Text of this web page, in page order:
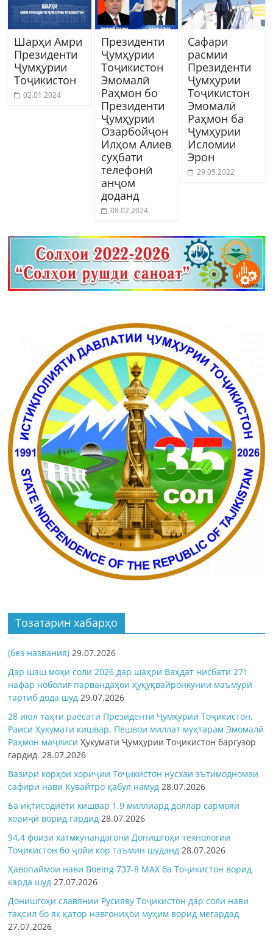
Шарҳи Амри
Президенти
Ҷумҳурии
Тоҷикистон
02.01.2024
Президенти
Ҷумҳурии
Тоҷикистон
Эмомалӣ
Раҳмон бо
Президенти
Ҷумҳурии
Озарбойҷон
Илҳом Алиев
суҳбати
телефонӣ
анҷом
доданд
08.02.2024
Сафари
расмии
Президенти
Ҷумҳурии
Тоҷикистон
Эмомалӣ
Раҳмон ба
Ҷумҳурии
Исломии
Эрон
29.05.2022
Тозатарин хабарҳо
(без названия) 29.07.2026
Дар шаш моҳи соли 2026 дар шаҳри Ваҳдат нисбати 271
нафар ноболиғ парвандаҳои ҳуқуқвайронкунии маъмурӣ
тартиб дода шуд 29.07.2026
28 июл таҳти раёсати Президенти Ҷумҳурии Тоҷикистон,
Раиси Ҳукумати кишвар, Пешвои миллат муҳтарам Эмомалӣ
Раҳмон маҷлисиҲукумати Ҷумҳурии Тоҷикистон баргузор
гардид.28.07.2026
Вазири корҳои хориҷии Тоҷикистон нусхаи эътимодномаи
сафири нави Кувайтро қабул намуд 28.07.2026
Ба иқтисодиёти кишвар 1,9 миллиард доллар сармояи
хориҷӣ ворид гардид 28.07.2026
94,4 фоизи хатмкунандагони Донишгоҳи технологии
Тоҷикистон бо ҷойи кор таъмин шуданд 28.07.2026
Ҳавопаймои нави Boeing 737-8 MAX ба Тоҷикистон ворид
карда шуд 27.07.2026
Донишгоҳи славянии Русияву Тоҷикистон дар соли нави
таҳсил бо як қатор навгониҳои муҳим ворид мегардад
27.07.2026